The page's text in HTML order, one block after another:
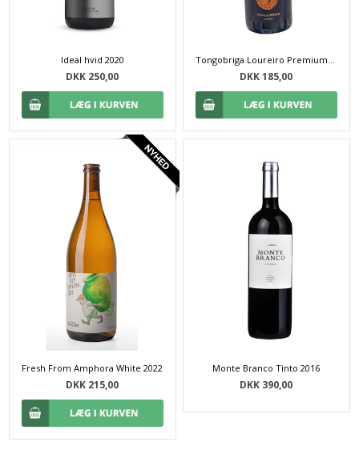
Ideal hvid 2020
DKK 250,00
Tongobriga Loureiro Premium 2025 - 75 cl
DKK 185,00
Fresh From Amphora White 2022
DKK 215,00
Monte Branco Tinto 2016
DKK 390,00